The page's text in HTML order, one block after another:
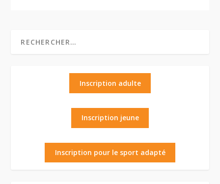
Inscription adulte
Inscription jeune
Inscription pour le sport adapté